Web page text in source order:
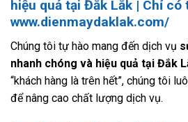
hiệu quả tại Đắk Lắk | Chỉ có
www.dienmaydaklak.com/
Chúng tôi tự hào mang đến dịch vụ
nhanh chóng và hiệu quả tại Đắk
“khách hàng là trên hết”, chúng tôi
để nâng cao chất lượng dịch vụ.